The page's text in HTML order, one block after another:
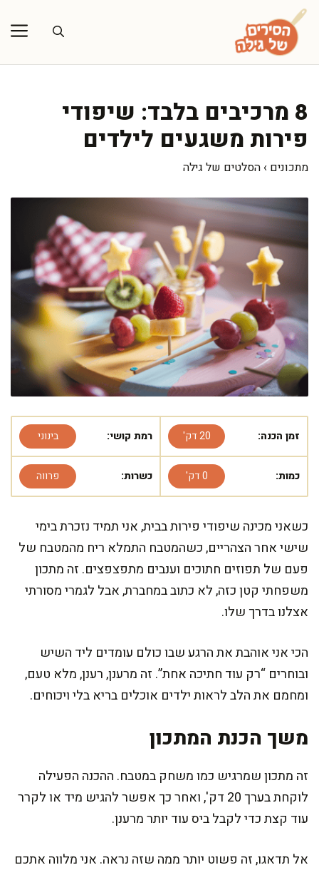
לדלג
לתוכן
8 מרכיבים בלבד: שיפודי
פירות משגעים לילדים
מתכונים › הסלטים של גילה
זמן הכנה: 20 דק' רמת קושי: בינוני
כמות: 0 דק' כשרות: פרווה
כשאני מכינה שיפודי פירות בבית, אני תמיד נזכרת בימי
שישי אחר הצהריים, כשהמטבח התמלא ריח מהמטבח של
פעם של תפוזים חתוכים וענבים מתפצפצים. זה מתכון
משפחתי קטן כזה, לא כתוב במחברת, אבל לגמרי מסורתי
אצלנו בדרך שלו.
הכי אני אוהבת את הרגע שבו כולם עומדים ליד השיש
ובוחרים “רק עוד חתיכה אחת”. זה מרענן, רענן, מלא טעם,
ומחמם את הלב לראות ילדים אוכלים בריא בלי ויכוחים.
משך הכנת המתכון
זה מתכון שמרגיש כמו משחק במטבח. ההכנה הפעילה
לוקחת בערך 20 דק', ואחר כך אפשר להגיש מיד או לקרר
עוד קצת כדי לקבל ביס עוד יותר מרענן.
אל תדאגו, זה פשוט יותר ממה שזה נראה. אני מלווה אתכם